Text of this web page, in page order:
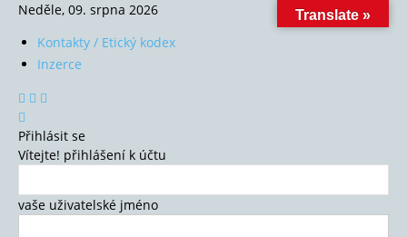
Neděle, 09. srpna 2026
Kontakty / Etický kodex
Inzerce
Přihlásit se
Vítejte! přihlášení k účtu
vaše uživatelské jméno
Translate »